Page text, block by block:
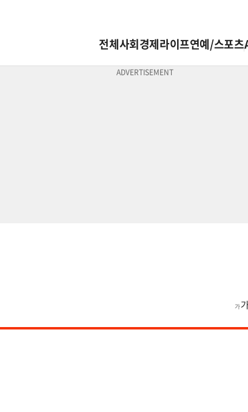
전체사회경제라이프연예/스포츠